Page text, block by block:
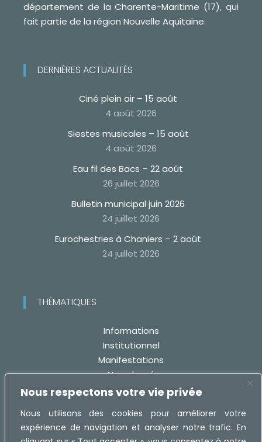
Nous respectons votre vie privée
Nous utilisons des cookies pour améliorer votre
expérience de navigation et analyser notre trafic. En
département de la Charente-Maritime (17), qui
fait partie de la région Nouvelle Aquitaine.
DERNIÈRES ACTUALITÉS
Ciné plein air – 15 août
4 août 2026
Siestes musicales – 15 août
4 août 2026
Eau fil des Bacs – 22 août
26 juillet 2026
Bulletin municipal juin 2026
24 juillet 2026
Eurochestries à Chaniers – 2 août
24 juillet 2026
THÉMATIQUES
Informations
Institutionnel
Manifestations
Non classé
Travaux